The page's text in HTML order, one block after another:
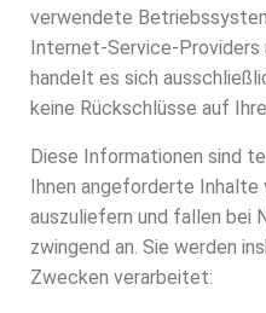
verwendete
Internet-Service-Providers
handelt es sich
keine Rückschlüsse auf
Diese Informationen sind
Ihnen angeforderte
auszuliefern und fallen bei
zwingend an. Sie werden
Zwecken verarbeitet: